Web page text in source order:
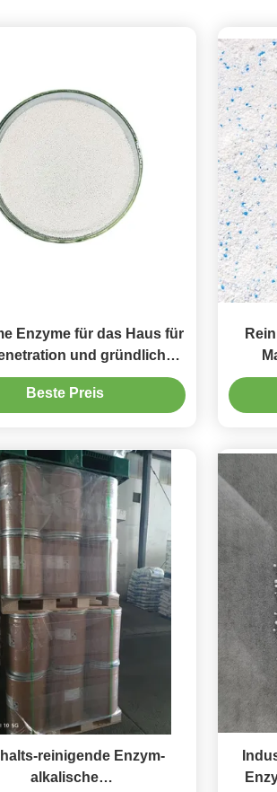
Enzyme für das Haus für
und gründliche
Reinigung
Beste Preis
reinigende Enzym-
alkalische